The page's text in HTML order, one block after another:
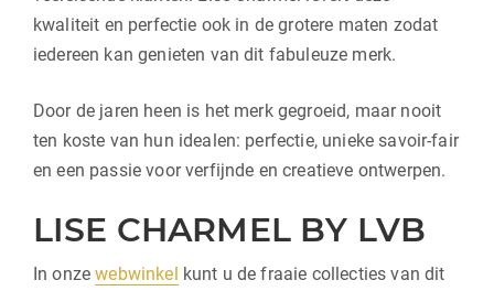
kwaliteit en perfectie ook in de grotere maten zodat
iedereen kan genieten van dit fabuleuze merk.
Door de jaren heen is het merk gegroeid, maar nooit
ten koste van hun idealen: perfectie, unieke savoir-fair
en een passie voor verfijnde en creatieve ontwerpen.
LISE CHARMEL BY LVB
In onzewebwinkel kunt u de fraaie collecties van dit